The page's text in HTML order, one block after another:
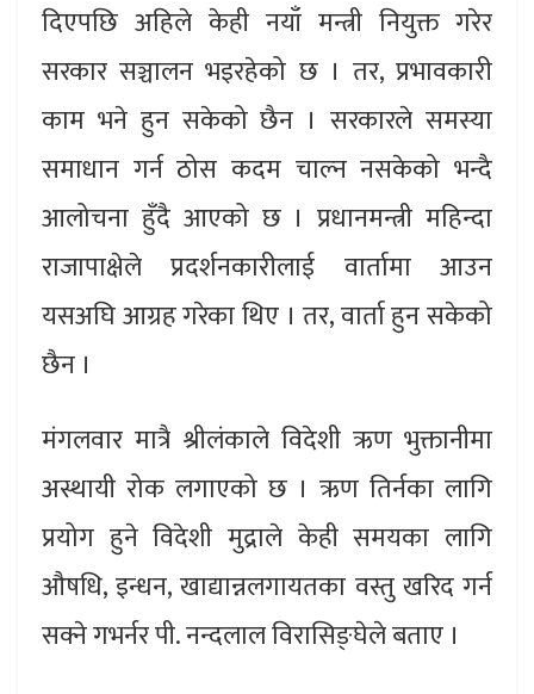
दिएपछि अहिले केही नयाँ मन्त्री नियुक्त गरेर
सरकार सञ्चालन भइरहेको छ । तर, प्रभावकारी
काम भने हुन सकेको छैन । सरकारले समस्या
समाधान गर्न ठोस कदम चाल्न नसकेको भन्दै
आलोचना हुँदै आएको छ । प्रधानमन्त्री महिन्दा
राजापाक्षेले प्रदर्शनकारीलाई वार्तामा आउन
यसअघि आग्रह गरेका थिए । तर, वार्ता हुन सकेको
छैन ।
मंगलवार मात्रै श्रीलंकाले विदेशी ऋण भुक्तानीमा
अस्थायी रोक लगाएको छ । ऋण तिर्नका लागि
प्रयोग हुने विदेशी मुद्राले केही समयका लागि
औषधि, इन्धन, खाद्यान्नलगायतका वस्तु खरिद गर्न
सक्ने गभर्नर पी. नन्दलाल विरासिङ्घेले बताए ।